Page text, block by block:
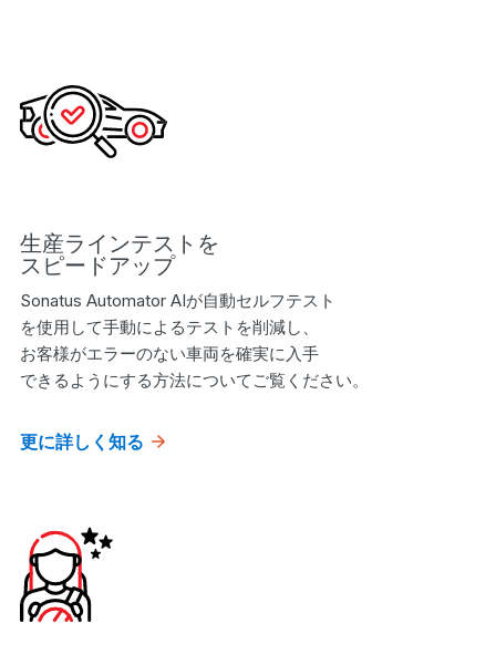
生産ラインテストを
スピードアップ
Sonatus Automator AIが自動セルフテスト
を使用して手動によるテストを削減し、
お客様がエラーのない車両を確実に入手
できるようにする方法についてご覧ください。
更に詳しく知る